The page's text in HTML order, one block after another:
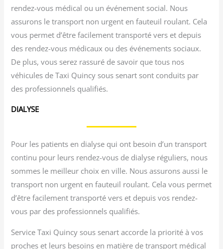
rendez-vous médical ou un événement social. Nous
assurons le transport non urgent en fauteuil roulant. Cela
vous permet d’être facilement transporté vers et depuis
des rendez-vous médicaux ou des événements sociaux.
De plus, vous serez rassuré de savoir que tous nos
véhicules de Taxi Quincy sous senart sont conduits par
des professionnels qualifiés.
DIALYSE
Pour les patients en dialyse qui ont besoin d’un transport
continu pour leurs rendez-vous de dialyse réguliers, nous
sommes le meilleur choix en ville. Nous assurons aussi le
transport non urgent en fauteuil roulant. Cela vous permet
d’être facilement transporté vers et depuis vos rendez-
vous par des professionnels qualifiés.
Service Taxi Quincy sous senart accorde la priorité à vos
proches et leurs besoins en matière de transport médical